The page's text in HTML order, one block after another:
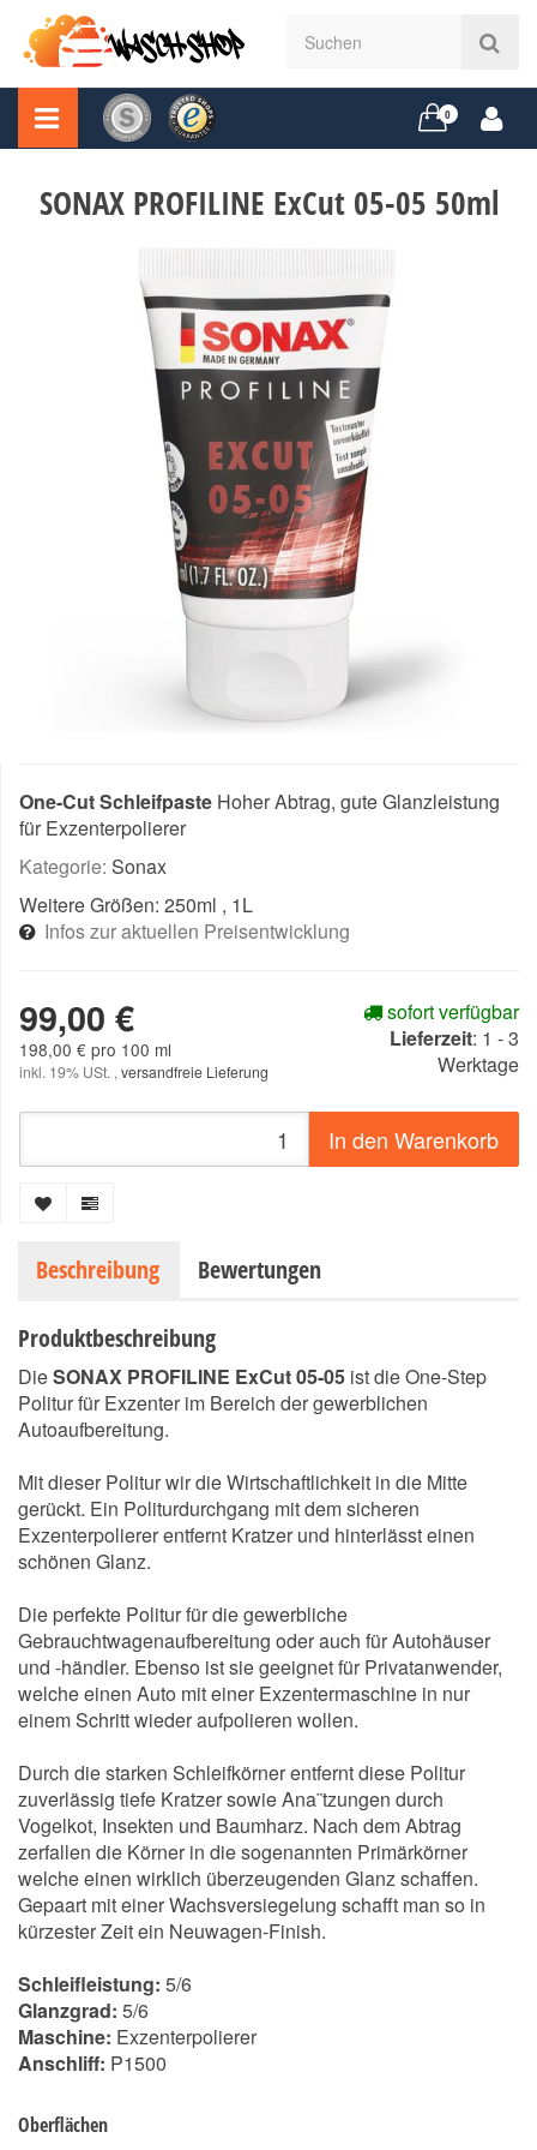
0
SONAX PROFILINE ExCut 05-05 50ml
One-Cut Schleifpaste Hoher Abtrag, gute Glanzleistung
für Exzenterpolierer
Kategorie: Sonax
Weitere Größen: 250ml , 1L
Infos zur aktuellen Preisentwicklung
99,00 €
198,00 € pro 100 ml
inkl. 19% USt. , versandfreie Lieferung
sofort verfügbar
Lieferzeit: 1 - 3
Werktage
In den Warenkorb
Beschreibung Bewertungen
Produktbeschreibung
DieSONAX PROFILINE ExCut 05-05 ist die One-Step
Politur für Exzenter im Bereich der gewerblichen
Autoaufbereitung.
Mit dieser Politur wir die Wirtschaftlichkeit in die Mitte
gerückt. Ein Politurdurchgang mit dem sicheren
Exzenterpolierer entfernt Kratzer und hinterlässt einen
schönen Glanz.
Die perfekte Politur für die gewerbliche
Gebrauchtwagenaufbereitung oder auch für Autohäuser
und -händler. Ebenso ist sie geeignet für Privatanwender,
welche einen Auto mit einer Exzentermaschine in nur
einem Schritt wieder aufpolieren wollen.
Durch die starken Schleifkörner entfernt diese Politur
zuverlässig tiefe Kratzer sowie Ana¨tzungen durch
Vogelkot, Insekten und Baumharz. Nach dem Abtrag
zerfallen die Körner in die sogenannten Primärkörner
welche einen wirklich überzeugenden Glanz schaffen.
Gepaart mit einer Wachsversiegelung schafft man so in
kürzester Zeit ein Neuwagen-Finish.
Schleifleistung: 5/6
Glanzgrad: 5/6
Maschine: Exzenterpolierer
Anschliff: P1500
Oberflächen